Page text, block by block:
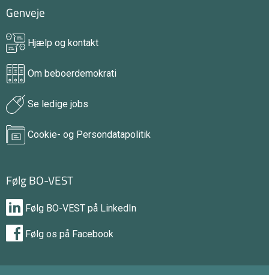
Genveje
Hjælp og kontakt
Om beboerdemokrati
Se ledige jobs
Cookie- og Persondatapolitik
Følg BO-VEST
Følg BO-VEST på LinkedIn
Følg os på Facebook